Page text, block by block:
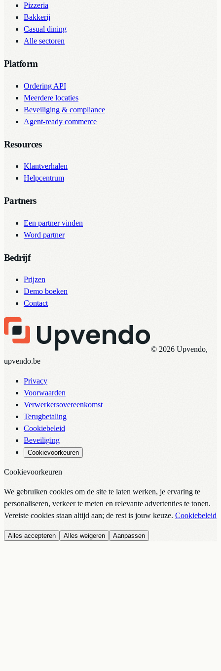
Pizzeria
Bakkerij
Casual dining
Alle sectoren
Platform
Ordering API
Meerdere locaties
Beveiliging & compliance
Agent-ready commerce
Resources
Klantverhalen
Helpcentrum
Partners
Een partner vinden
Word partner
Bedrijf
Prijzen
Demo boeken
Contact
© 2026 Upvendo,
upvendo.be
Privacy
Voorwaarden
Verwerkersovereenkomst
Terugbetaling
Cookiebeleid
Beveiliging
Cookievoorkeuren
Cookievoorkeuren
We gebruiken cookies om de site te laten werken, je ervaring te
personaliseren, verkeer te meten en relevante advertenties te tonen.
Vereiste cookies staan altijd aan; de rest is jouw keuze. Cookiebeleid
Alles accepteren Alles weigeren Aanpassen